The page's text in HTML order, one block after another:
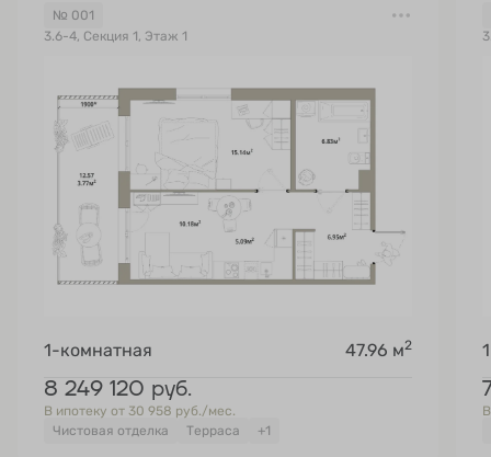
№ 001
3.6-4, Секция 1, Этаж 1
1-комнатная 47.96 м2
8 249 120 руб.
В ипотеку от 30 958 руб./мес.
Чистовая отделка
Терраса +1